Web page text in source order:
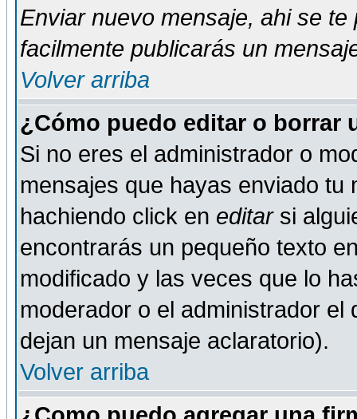
Enviar nuevo mensaje, ahi se te
facilmente publicarás un
Volver arriba
¿Cómo puedo editar o borrar
Si no eres el administrador o
mensajes que hayas enviado tu
hachiendo click en editarsi
encontrarás un pequeño texto
modificado y las veces que lo
moderador o el administrador
dejan un mensaje aclaratorio).
Volver arriba